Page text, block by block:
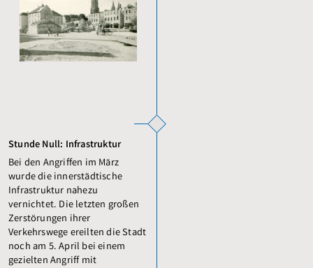
Stunde Null: Infrastruktur
Bei den Angriffen im März
wurde die innerstädtische
Infrastruktur nahezu
vernichtet. Die letzten großen
Zerstörungen ihrer
Verkehrswege ereilten die Stadt
noch am 5. April bei einem
gezielten Angriff mit